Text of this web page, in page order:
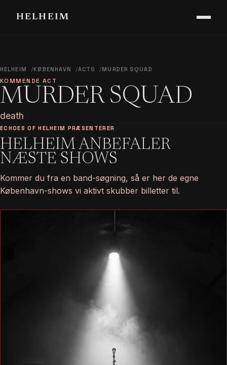
HELHEIM
HELHEIM KØBENHAVN ACTS MURDER SQUAD
KOMMENDE ACT
MURDER SQUAD
death
ECHOES OF HELHEIM PRÆSENTERER
HELHEIM ANBEFALER
NÆSTE SHOWS
Kommer du fra en band-søgning, så er her de egne
København-shows vi aktivt skubber billetter til.